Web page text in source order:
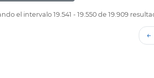
el intervalo 19.541 - 19.550 de 19.909
←